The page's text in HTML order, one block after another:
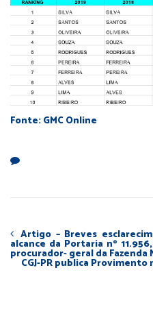
Fonte: GMC Online
Artigo – Breves
alcance da Portaria nº
procurador- geral da Fazenda
CGJ-PR publica